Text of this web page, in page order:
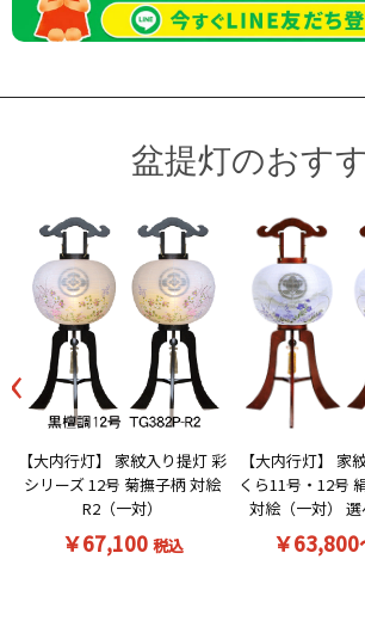
盆提灯のおす
‹
【大内行灯】 家紋入り提灯 彩
シリーズ 12号 菊撫子柄 対絵
R2（一対）
￥67,100 税込
【大内行灯】 家
くら11号・12号
対絵（一対）
￥